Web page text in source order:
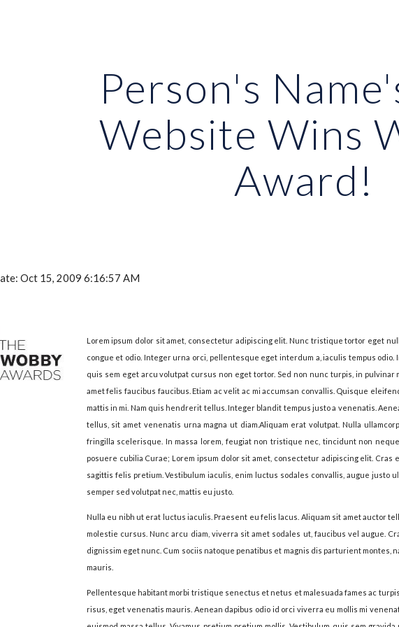
Person's
Website Wins
Award!
Oct 15, 2009 6:16:57 AM
Lorem ipsum dolor sit amet, consectetur adipiscing elit. Nunc tristique tortor eget
congue et odio. Integer urna orci, pellentesque eget interdum a, iaculis tempus
quis sem eget arcu volutpat cursus non eget tortor. Sed non nunc turpis, in
amet felis faucibus faucibus. Etiam ac velit ac mi accumsan convallis. Quisque
mattis in mi. Nam quis hendrerit tellus. Integer blandit tempus justo a venenatis.
tellus, sit amet venenatis urna magna ut diam.Aliquam erat volutpat. Nulla
fringilla scelerisque. In massa lorem, feugiat non tristique nec, tincidunt non
posuere cubilia Curae; Lorem ipsum dolor sit amet, consectetur adipiscing elit.
sagittis felis pretium. Vestibulum iaculis, enim luctus sodales convallis, augue justo
semper sed volutpat nec, mattis eu justo.
Nulla eu nibh ut erat luctus iaculis. Praesent eu felis lacus. Aliquam sit amet auctor
molestie cursus. Nunc arcu diam, viverra sit amet sodales ut, faucibus vel augue.
dignissim eget nunc. Cum sociis natoque penatibus et magnis dis parturient
mauris.
Pellentesque habitant morbi tristique senectus et netus et malesuada fames ac
risus, eget venenatis mauris. Aenean dapibus odio id orci viverra eu mollis mi